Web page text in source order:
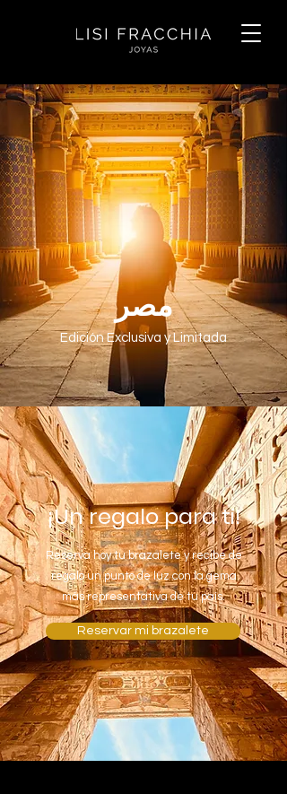
مصر
Edición Exclusiva y Limitada
¡Un regalo para ti!
Reserva hoy tu brazalete y recibe de
regalo un punto de luz con la gema
más representativa de tu país.
Reservar mi brazalete